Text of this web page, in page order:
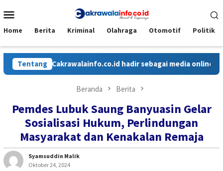
ke
Mobile
Home Berita Kriminal Olahraga Otomotif Politik
Tentang
Cakrawalainfo.co.id hadir sebagai media online yang
Beranda Berita
Pemdes Lubuk Saung Banyuasin Gelar
Sosialisasi Hukum, Perlindungan
Masyarakat dan Kenakalan Remaja
Syamsuddin Malik
Oktober 24, 2024